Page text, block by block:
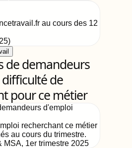
au cours des 12
)
de demandeurs
de
pour ce métier
d'emploi
recherchant ce métier
au cours du trimestre.
MSA, 1er trimestre 2025